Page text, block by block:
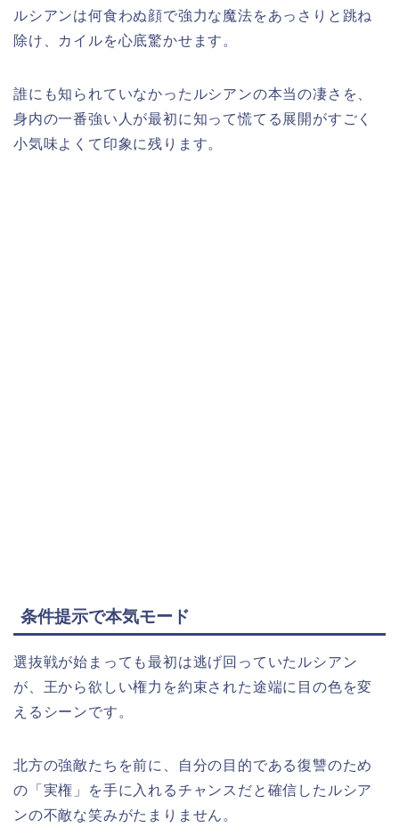
ルシアンは何食わぬ顔で強力な魔法をあっさりと跳ね
除け、カイルを心底驚かせます。
誰にも知られていなかったルシアンの本当の凄さを、
身内の一番強い人が最初に知って慌てる展開がすごく
小気味よくて印象に残ります。
条件提示で本気モード
選抜戦が始まっても最初は逃げ回っていたルシアン
が、王から欲しい権力を約束された途端に目の色を変
えるシーンです。
北方の強敵たちを前に、自分の目的である復讐のため
の「実権」を手に入れるチャンスだと確信したルシア
ンの不敵な笑みがたまりません。